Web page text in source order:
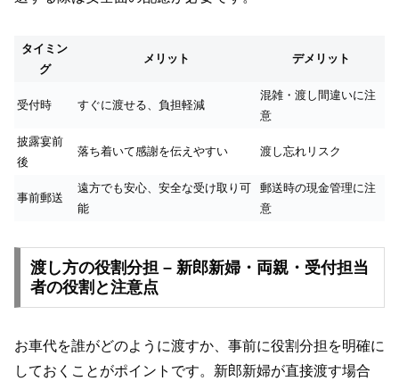
タイミン
グ
メリット デメリット
受付時 すぐに渡せる、負担軽減
混雑・渡し間違いに注
意
披露宴前
後
落ち着いて感謝を伝えやすい 渡し忘れリスク
事前郵送
遠方でも安心、安全な受け取り可
能
郵送時の現金管理に注
意
渡し方の役割分担 – 新郎新婦・両親・受付担当
者の役割と注意点
お車代を誰がどのように渡すか、事前に役割分担を明確に
しておくことがポイントです。新郎新婦が直接渡す場合